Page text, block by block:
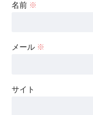
名前 ※
メール ※
サイト